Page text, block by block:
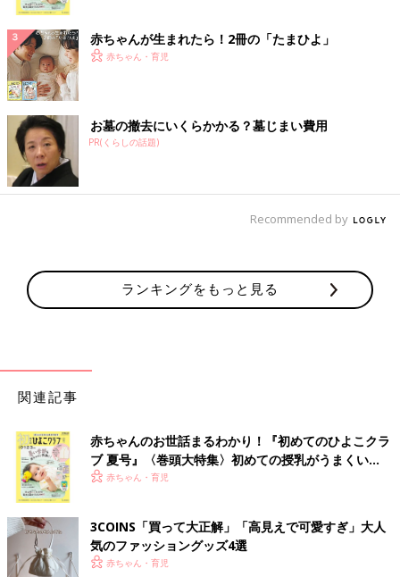
3COINSでまとめ買い。シンプルですが、英字のロゴが入ってい
入したようですが、天才級に可愛いと大絶賛の様子◎
お菓子作りが不慣れな人にもおすすめ！「ハート型
ワッフルメーカー」
赤ちゃんが生まれたら！2冊の「たまひよ」
赤ちゃん・育児
お墓の撤去にいくらかかる？墓じまい費用
PR(くらしの話題)
Recommended by
ランキングをもっと見る
関連記事
赤ちゃんのお世話まるわかり！『初めてのひよこクラ
ブ 夏号』〈巻頭大特集〉初めての授乳がうまくい
く！ おっぱい・ミルクの基本と夏のトラブル 解決テ
赤ちゃん・育児
3COINS「買って大正解」「高見えで可愛すぎ」大人
気のファッショングッズ4選
赤ちゃん・育児